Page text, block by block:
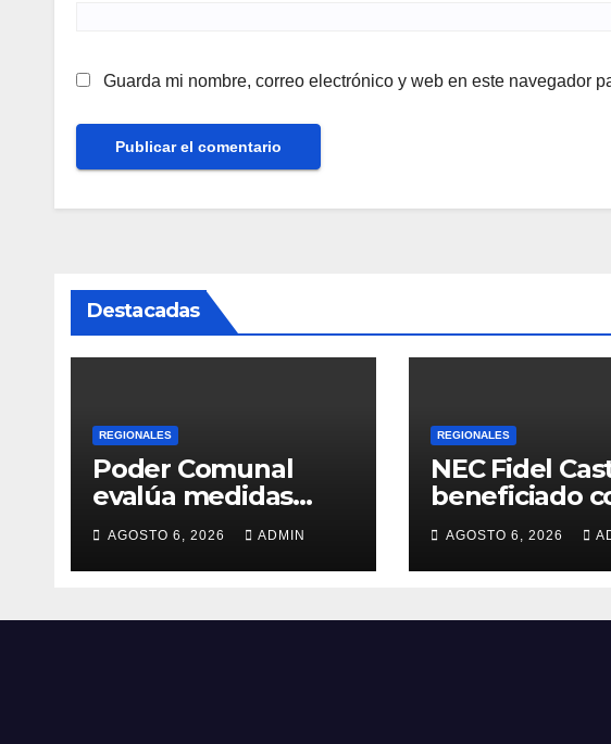
Guarda mi nombre, correo electrónico y web en este navegador
Destacadas
REGIONALES
Poder Comunal
evalúa medidas
para optimizar
servicio de agua
AGOSTO 6, 2026 ADMIN
REGIONALES
NEC Fidel
beneficiado
entrega de
AGOSTO 6, 2026